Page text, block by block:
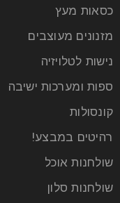
כסאות מעץ
מזנונים מעוצבים
נישות לטלויזיה
ספות ומערכות ישיבה
קונסולות
רהיטים במבצע!
שולחנות אוכל
שולחנות סלון